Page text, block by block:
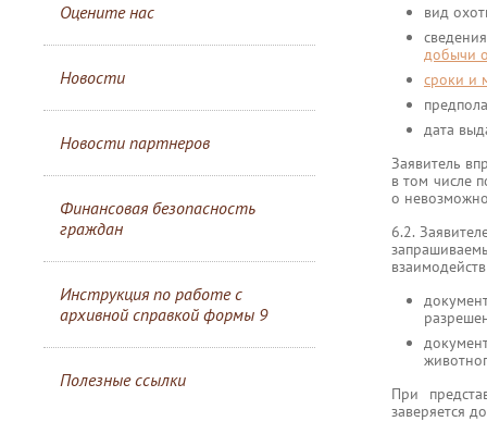
Оцените нас
Новости
Новости партнеров
Финансовая безопасность
граждан
Инструкция по работе с
архивной справкой формы 9
Полезные ссылки
вид
добычи
сроки и
дата
Заявитель
в том числе
о
6.2.
При
заверяется